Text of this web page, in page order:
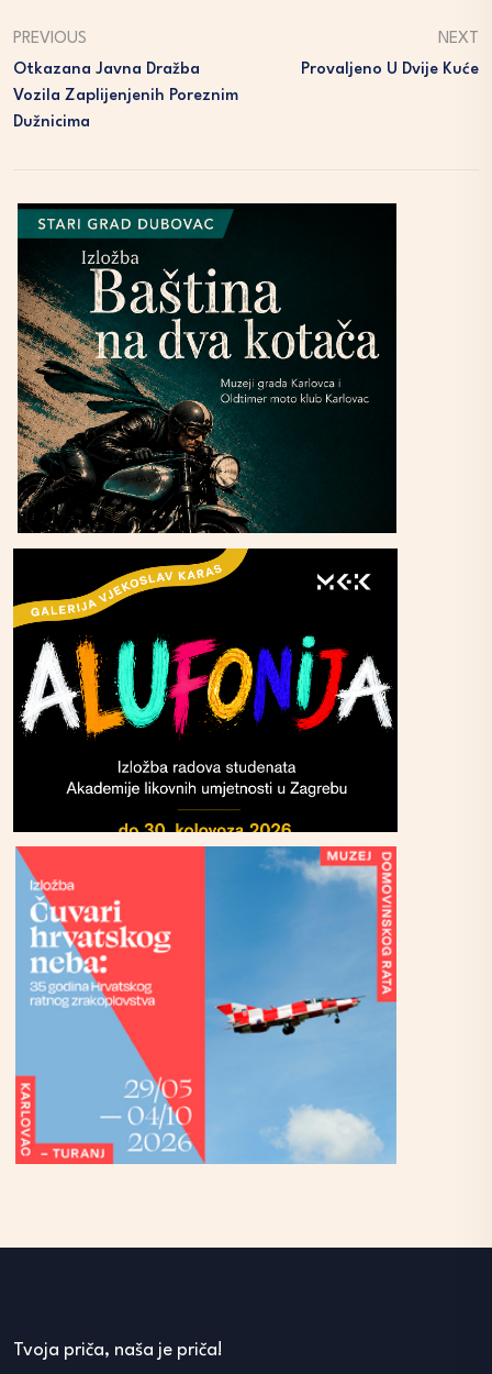
PREVIOUS
Otkazana Javna Dražba
Vozila Zaplijenjenih Poreznim
Dužnicima
NEXT
Provaljeno U Dvije Kuće
Tvoja priča, naša je priča!